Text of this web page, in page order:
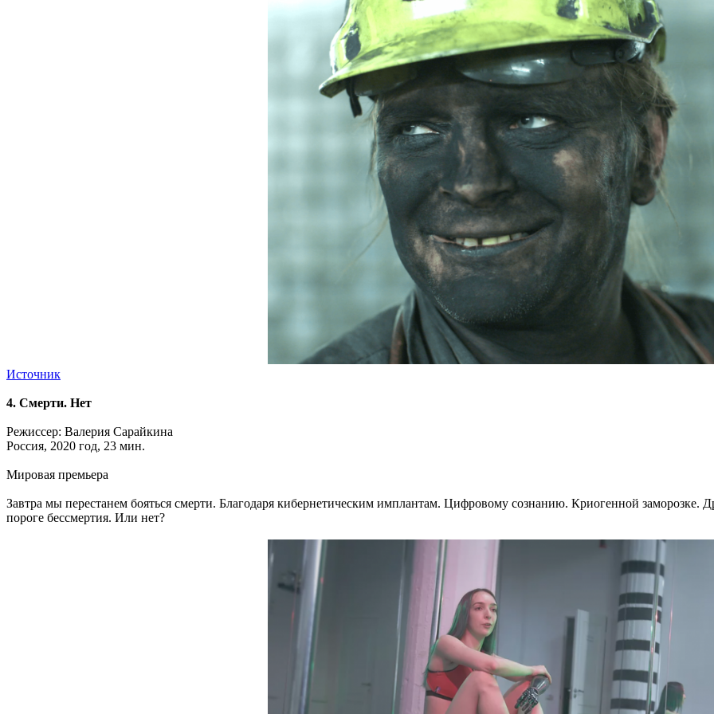
Источник
4. Смерти. Нет
Режиссер: Валерия Сарайкина
Россия, 2020 год, 23 мин.
Мировая премьера
Завтра мы перестанем бояться смерти. Благодаря кибернетическим имплантам. Цифровому сознанию. Криогенной
пороге бессмертия. Или нет?